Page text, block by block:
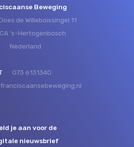
Beweging
de Willeboissingel 11
‘s-Hertogenbosch
Nederland
073 6131340
je aan voor de
nieuwsbrief